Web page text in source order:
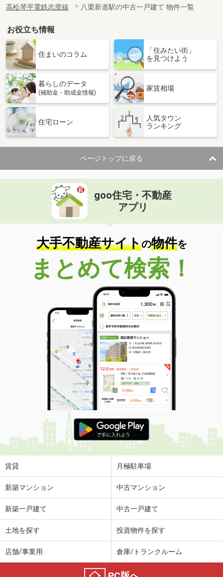
高松琴平電鉄志度線
八栗新道駅の中古一戸建て 物件一覧
お役立ち情報
住まいのコラム
「住みたい街」
を見つけよう
暮らしのデータ
(補助金・助成金情報)
家賃相場
住宅ローン
人気タウン
ランキング
ページトップに戻る
goo住宅・不動産
アプリ
大手不動産サイトの物件を
まとめて検索！
賃貸 月極駐車場
新築マンション 中古マンション
新築一戸建て 中古一戸建て
土地を探す 投資物件を探す
店舗/事業用 倉庫/トランクルーム